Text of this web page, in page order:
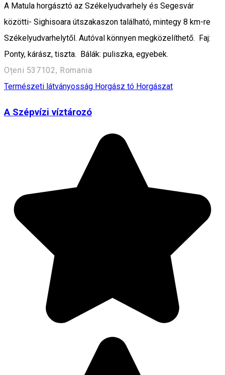
A Matula horgásztó az Székelyudvarhely és Segesvár
közötti- Sighisoara útszakaszon található, mintegy 8 km-re
Székelyudvarhelytől. Autóval könnyen megközelíthető. Faj:
Ponty, kárász, tiszta. Bálák: puliszka, egyebek.
Oțeni 537102, Romania
Természeti látványosság Horgász tó Horgászat
A Szépvízi víztározó